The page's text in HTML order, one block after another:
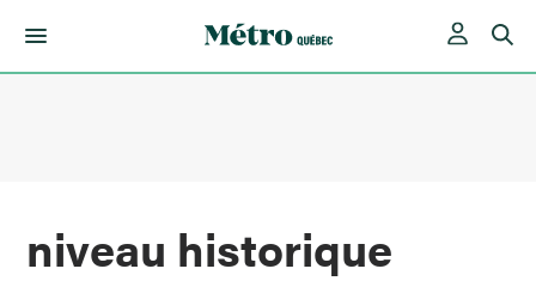
niveau historique